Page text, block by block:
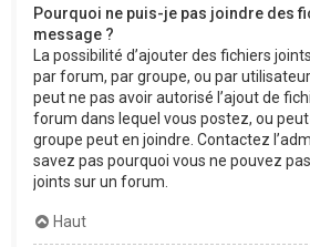
Pourquoi ne puis-je pas joindre des
message ?
La possibilité d’ajouter des fichiers
par forum, par groupe, ou par
peut ne pas avoir autorisé l’ajout de
forum dans lequel vous postez, ou
groupe peut en joindre. Contactez
savez pas pourquoi vous ne pouvez
joints sur un forum.
Haut